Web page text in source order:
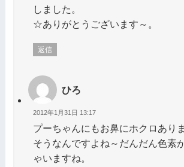
しました。
☆ありがとうございます～。
返信
ひろ
2012年1月31日 13:17
プーちゃんにもお鼻にホクロあり
そうなんですよね～だんだん色素
ゃいますね。